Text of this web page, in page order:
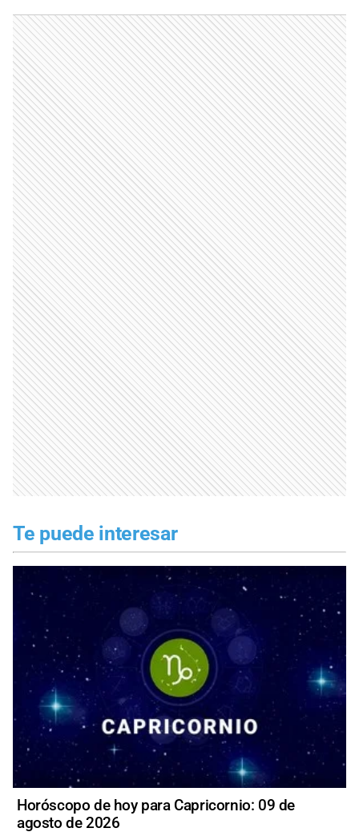
Te puede interesar
Horóscopo de hoy para Capricornio: 09 de
agosto de 2026